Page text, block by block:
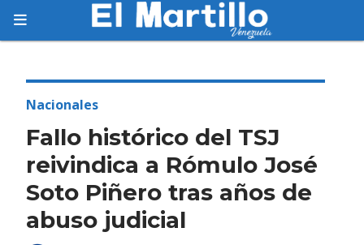
Fallo histórico del TSJ
reivindica a Rómulo José
Soto Piñero tras años de
abuso judicial
Nacionales
Suscríbete
Suscríbete a nuestro servicio gratuito de
información diaria en tu email.
Suscribirme